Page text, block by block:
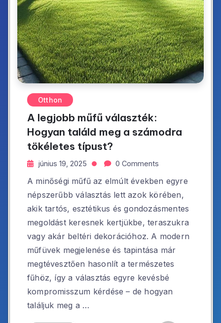
Otthon
A legjobb műfű választék:
Hogyan találd meg a számodra
tökéletes típust?
június 19, 2025 0 Comments
A minőségi műfű az elmúlt években egyre
népszerűbb választás lett azok körében,
akik tartós, esztétikus és gondozásmentes
megoldást keresnek kertjükbe, teraszukra
vagy akár beltéri dekorációhoz. A modern
műfüvek megjelenése és tapintása már
megtévesztően hasonlít a természetes
fűhöz, így a választás egyre kevésbé
kompromisszum kérdése – de hogyan
találjuk meg a …